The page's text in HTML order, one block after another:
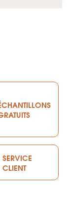
SERVICE
CLIENT